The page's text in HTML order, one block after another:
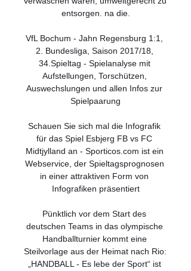
entsorgen. na die.
VfL Bochum - Jahn Regensburg 1:1,
2. Bundesliga, Saison 2017/18,
34.Spieltag - Spielanalyse mit
Aufstellungen, Torschützen,
Auswechslungen und allen Infos zur
Spielpaarung
Schauen Sie sich mal die Infografik
für das Spiel Esbjerg FB vs FC
Midtjylland an - Sporticos.com ist ein
Webservice, der Spieltagsprognosen
in einer attraktiven Form von
Infografiken präsentiert
Pünktlich vor dem Start des
deutschen Teams in das olympische
Handballturnier kommt eine
Steilvorlage aus der Heimat nach Rio:
„HANDBALL - Es lebe der Sport“ ist